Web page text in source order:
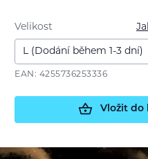
Velikost
EAN: 4255736253336
Vložit do